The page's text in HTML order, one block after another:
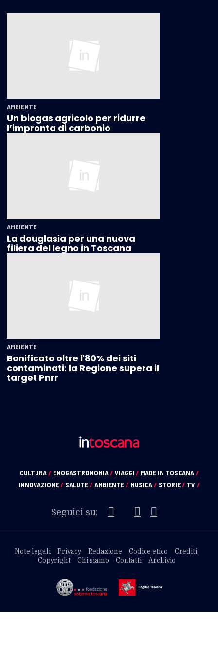
AMBIENTE
Un biogas agricolo per ridurre
l’impronta di carbonio
AMBIENTE
La douglasia per una nuova
filiera del legno in Toscana
AMBIENTE
Bonificato oltre l'80% dei siti
contaminati: la Regione supera il
target Pnrr
CULTURA/ ENOGASTRONOMIA/ VIAGGI / MADE IN TOSCANA/
INNOVAZIONE/ SALUTE/ AMBIENTE/ MUSICA/ STORIE/ TV /
Seguici su:
Note legali Privacy Redazione Codice etico
Crediti
Copyright
Chi siamo Contatti Archivio